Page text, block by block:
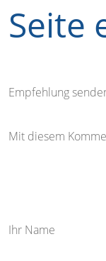
Seite
Empfehlung
Mit diesem
Ihr Name